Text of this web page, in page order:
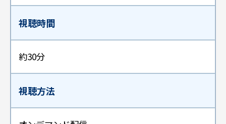
視聴時間
約30分
視聴方法